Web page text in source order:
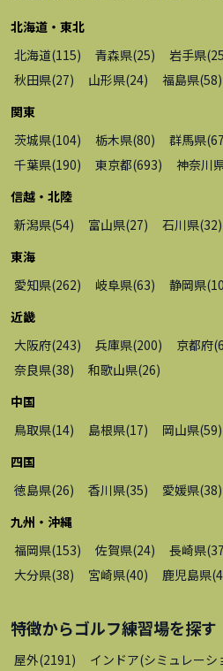
北海道・東北
北海道(115) 青森県(25) 岩手県(25
秋田県(27) 山形県(24) 福島県(58)
関東
茨城県(104) 栃木県(80) 群馬県(67
千葉県(190) 東京都(693) 神奈川
信越・北陸
新潟県(54) 富山県(27) 石川県(32)
東海
愛知県(262) 岐阜県(63) 静岡県(
近畿
大阪府(243) 兵庫県(200) 京都府(
奈良県(38) 和歌山県(26)
中国
鳥取県(14) 島根県(17) 岡山県(59)
四国
徳島県(26) 香川県(35) 愛媛県(38)
九州・沖縄
福岡県(153) 佐賀県(24) 長崎県(37
大分県(38) 宮崎県(40) 鹿児島県(
特徴からゴルフ練習場を探す
屋外(2191 ) インドア(シミュレーシ